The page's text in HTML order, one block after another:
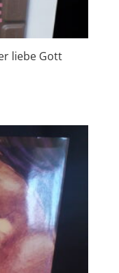
liebe Gott